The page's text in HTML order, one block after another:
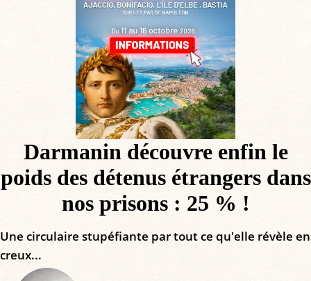
Darmanin découvre enfin le
poids des détenus étrangers dans
nos prisons : 25 % !
Une circulaire stupéfiante par tout ce qu'elle révèle en
creux...